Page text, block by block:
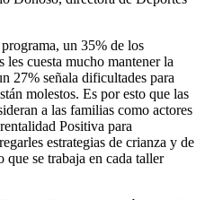
un 35% de los
les cuesta mucho mantener la
27% señala dificultades para
molestos. Es por esto que las
a las familias como actores
Positiva para
estrategias de crianza y de
que se trabaja en cada taller